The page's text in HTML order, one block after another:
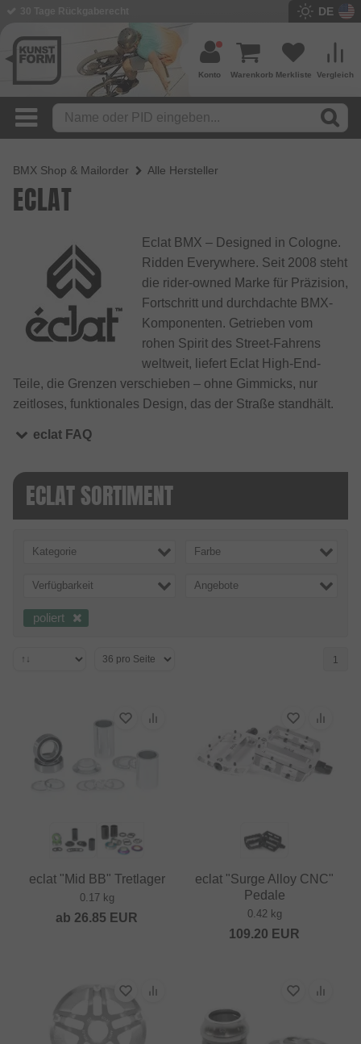
DE
Vergleich
Merkliste
Warenkorb
Konto
BMX Shop & Mailorder Alle Hersteller
ECLAT
Eclat BMX – Designed in Cologne.
Ridden Everywhere. Seit 2008 steht
die rider-owned Marke für Präzision,
Fortschritt und durchdachte BMX-
Komponenten. Getrieben vom
rohen Spirit des Street-Fahrens
weltweit, liefert Eclat High-End-
Teile, die Grenzen verschieben – ohne Gimmicks, nur
zeitloses, funktionales Design, das der Straße standhält.
eclat FAQ
ECLAT SORTIMENT
Kategorie Farbe
Verfügbarkeit Angebote
poliert
1
eclat "Mid BB" Tretlager
0.17 kg
ab 26.85 EUR
eclat "Surge Alloy CNC"
Pedale
0.42 kg
109.20 EUR